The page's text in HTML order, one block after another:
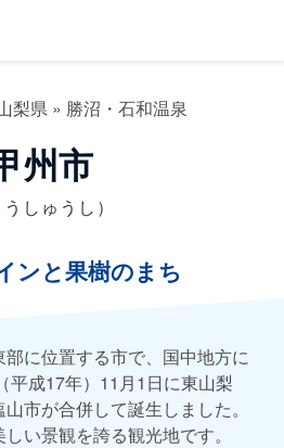
梨県» 勝沼・石和温泉
州市
うしゅうし）
ンと果樹のまち
に位置する市で、国中地方に
平成17年）11月1日に東山梨
市が合併して誕生しました。
い景観を誇る観光地です。